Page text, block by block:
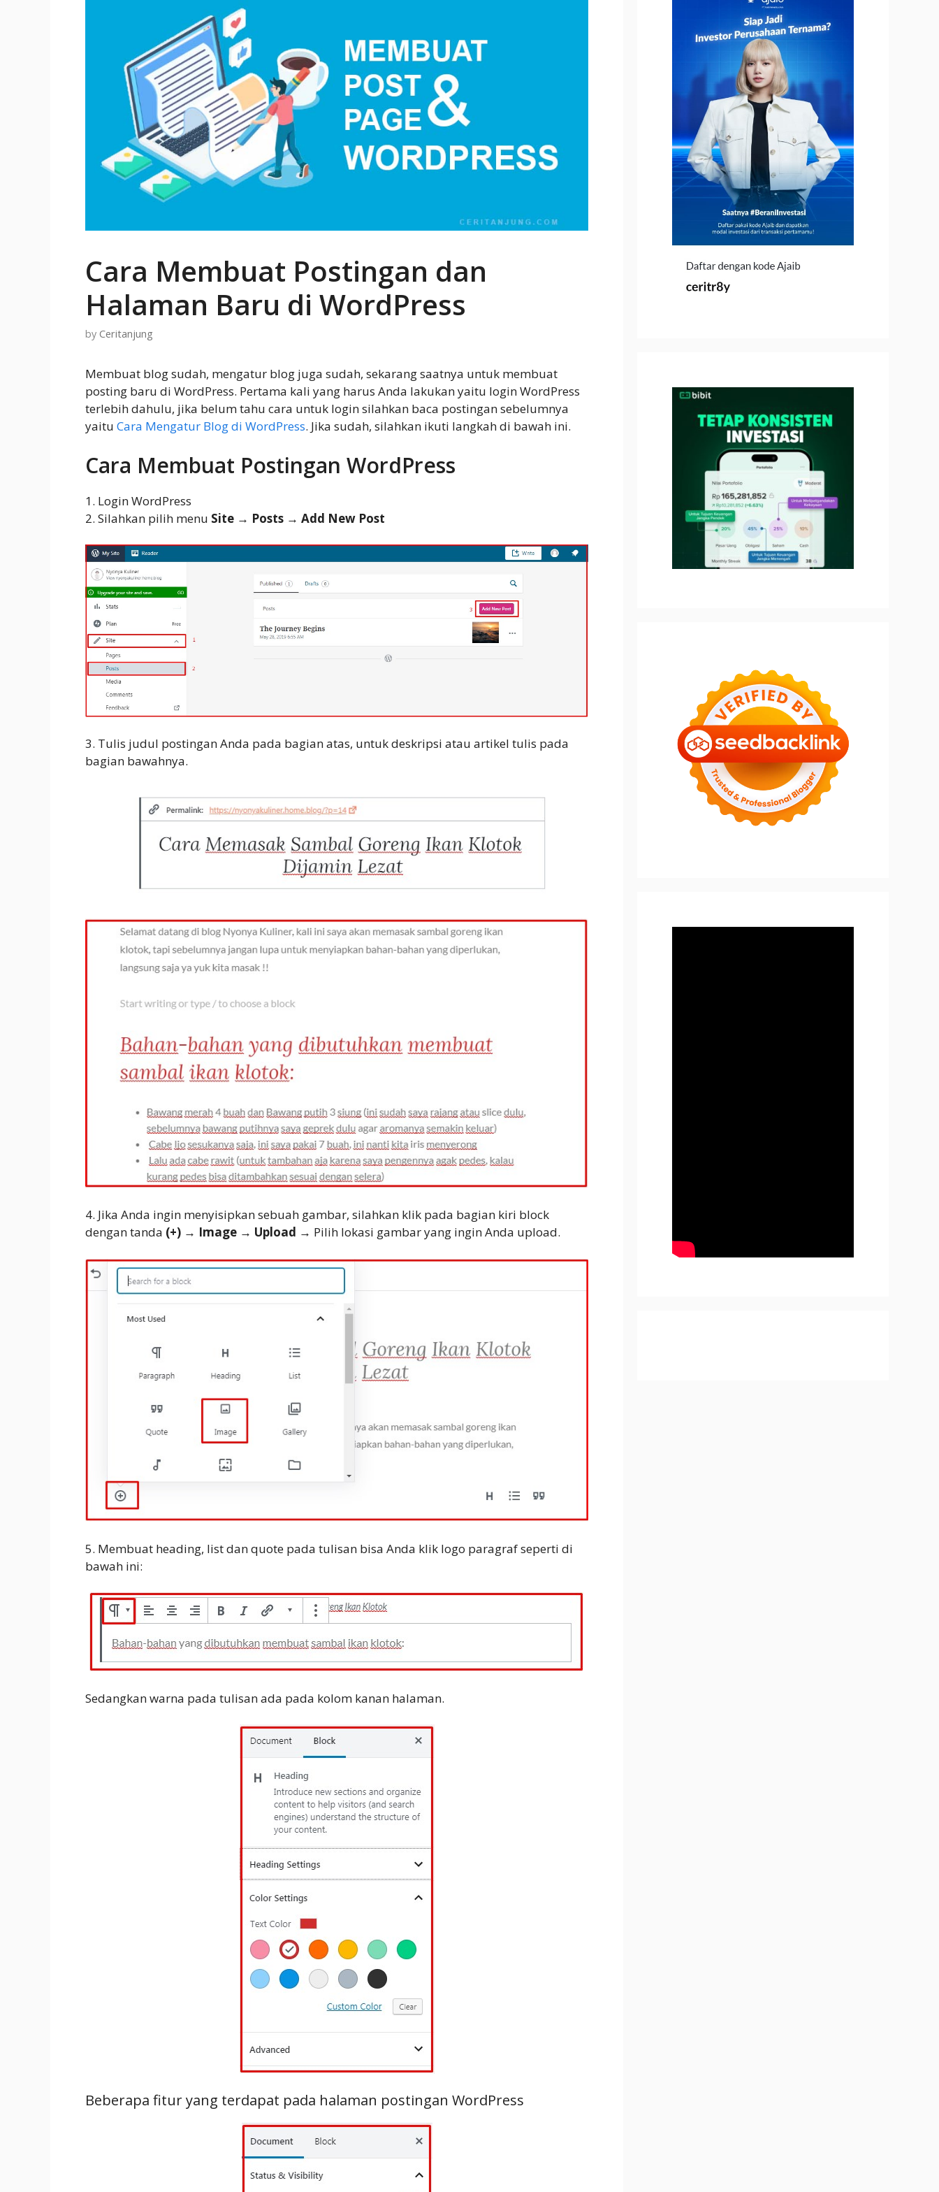
Cara Membuat Postingan dan
Halaman Baru di WordPress
by Ceritanjung
Membuat blog sudah, mengatur blog juga sudah, sekarang saatnya untuk membuat
posting baru di WordPress. Pertama kali yang harus Anda lakukan yaitu login WordPress
terlebih dahulu, jika belum tahu cara untuk login silahkan baca postingan sebelumnya
yaitu Cara Mengatur Blog di WordPress. Jika sudah, silahkan ikuti langkah di bawah ini.
Cara Membuat Postingan WordPress
1. Login WordPress
2. Silahkan pilih menu Site → Posts → Add New Post
3. Tulis judul postingan Anda pada bagian atas, untuk deskripsi atau artikel tulis pada
bagian bawahnya.
4. Jika Anda ingin menyisipkan sebuah gambar, silahkan klik pada bagian kiri block
dengan tanda (+) → Image → Upload → Pilih lokasi gambar yang ingin Anda upload.
5. Membuat heading, list dan quote pada tulisan bisa Anda klik logo paragraf seperti di
bawah ini:
Sedangkan warna pada tulisan ada pada kolom kanan halaman.
Beberapa fitur yang terdapat pada halaman postingan WordPress